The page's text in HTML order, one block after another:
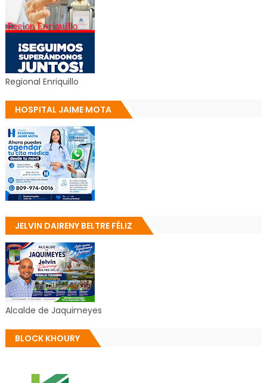
Regional Enriquillo
HOSPITAL JAIME MOTA
JELVIN DAIRENY BELTRE FÉLIZ
Alcalde de Jaquimeyes
BLOCK KHOURY